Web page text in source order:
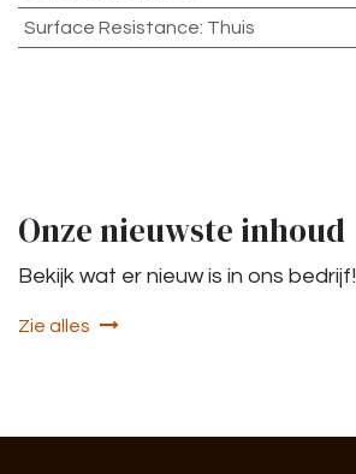
Surface Resistance: Thuis
Onze nieuwste inhoud
Bekijk wat er nieuw is in ons bedrijf!
Zie alles